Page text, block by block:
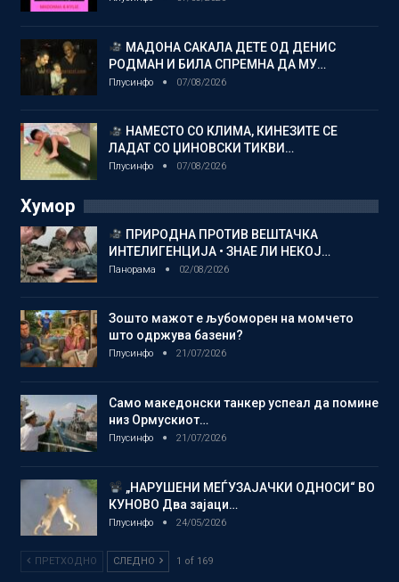
МАДОНА САКАЛА ДЕТЕ ОД ДЕНИС
РОДМАН И БИЛА СПРЕМНА ДА МУ…
Плусинфо 07/08/2026
НАМЕСТО СО КЛИМА, КИНЕЗИТЕ СЕ
ЛАДАТ СО ЏИНОВСКИ ТИКВИ…
Плусинфо 07/08/2026
Хумор
ПРИРОДНА ПРОТИВ ВЕШТАЧКА
ИНТЕЛИГЕНЦИЈА • ЗНАЕ ЛИ НЕКОЈ…
Панорама 02/08/2026
Зошто мажот е љубоморен на момчето
што одржува базени?
Плусинфо 21/07/2026
Само македонски танкер успеал да помине
низ Ормускиот…
Плусинфо 21/07/2026
„НАРУШЕНИ МЕЃУЗАЈАЧКИ ОДНОСИ“ ВО
КУНОВО Два зајаци…
Плусинфо 24/05/2026
ПРЕТХОДНО СЛЕДНО 1 of 169